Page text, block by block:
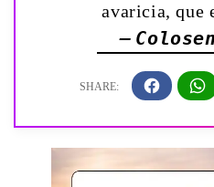
avaricia, que
—